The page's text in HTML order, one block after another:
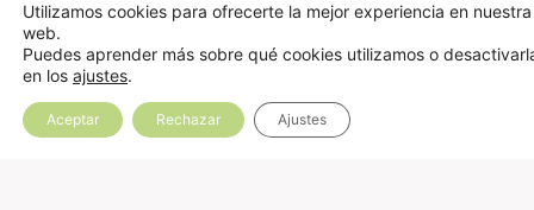
Utilizamos cookies para ofrecerte la mejor experiencia en nuestra
web.
Puedes aprender más sobre qué cookies utilizamos o
en los ajustes.
Aceptar Rechazar Ajustes